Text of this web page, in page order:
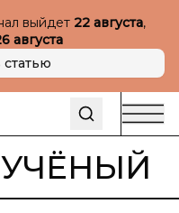
выйдет 22 августа,
августа